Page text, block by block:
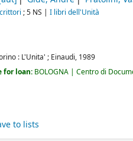
; 5 NS |I libri dell'Unità
: L'Unita' ; Einaudi, 1989
for loan: BOLOGNA | Centro di
to lists